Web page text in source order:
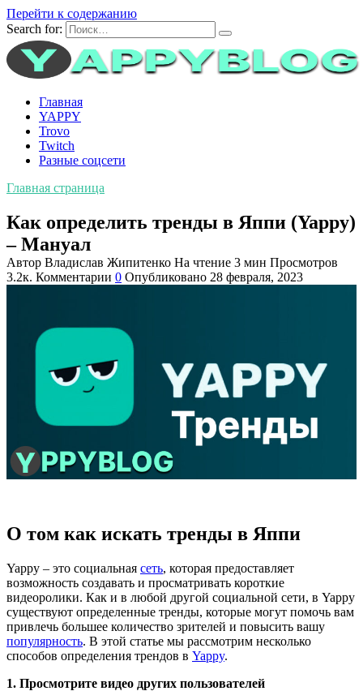
Перейти к содержанию
Search for:
Главная
YAPPY
Trovo
Twitch
Разные соцсети
Главная страница
Как определить тренды в Яппи (Yappy)
– Мануал
Автор Владислав Жипитенко На чтение 3 мин Просмотров
3.2к. Комментарии 0 Опубликовано 28 февраля, 2023
О том как искать тренды в Яппи
Yappy – это социальная сеть, которая предоставляет
возможность создавать и просматривать короткие
видеоролики. Как и в любой другой социальной сети, в Yappy
существуют определенные тренды, которые могут помочь вам
привлечь большее количество зрителей и повысить вашу
популярность. В этой статье мы рассмотрим несколько
способов определения трендов в Yappy.
1. Просмотрите видео других пользователей